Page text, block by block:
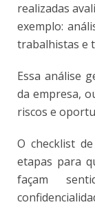
realizadas
exemplo:
trabalhistas e
Essa análise
da empresa,
riscos e
O checklist
etapas para
façam